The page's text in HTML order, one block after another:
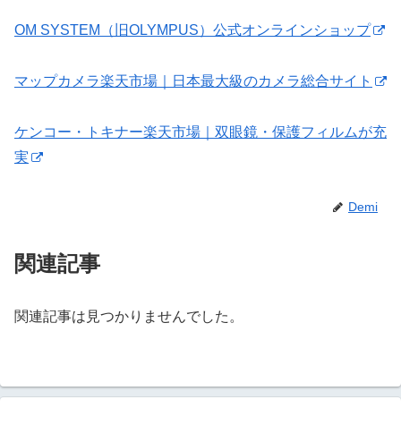
OM SYSTEM（旧OLYMPUS）公式オンラインショップ
マップカメラ楽天市場｜日本最大級のカメラ総合サイト
ケンコー・トキナー楽天市場｜双眼鏡・保護フィルムが充
実
Demi
関連記事
関連記事は見つかりませんでした。